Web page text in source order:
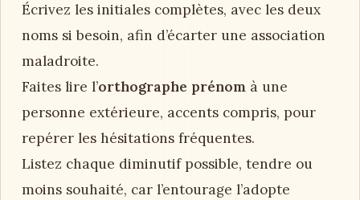
Écrivez les initiales complètes, avec les deux
noms si besoin, afin d’écarter une association
maladroite.
Faites lire l’orthographe prénom à une
personne extérieure, accents compris, pour
repérer les hésitations fréquentes.
Listez chaque diminutif possible, tendre ou
moins souhaité, car l’entourage l’adopte